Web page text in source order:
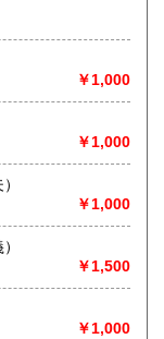
600円
600円
す。お問合せは
￥1,000
￥1,000
夫）
￥1,000
義）
￥1,500
￥1,000